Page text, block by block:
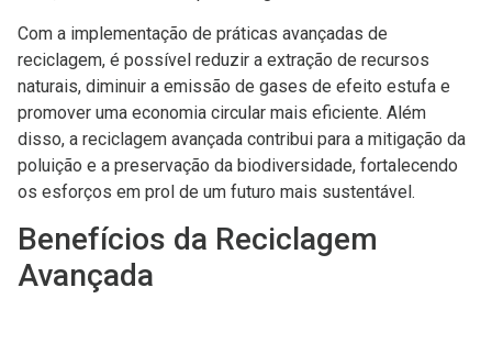
Com a implementação de práticas avançadas de
reciclagem, é possível reduzir a extração de recursos
naturais, diminuir a emissão de gases de efeito estufa e
promover uma economia circular mais eficiente. Além
disso, a reciclagem avançada contribui para a mitigação da
poluição e a preservação da biodiversidade, fortalecendo
os esforços em prol de um futuro mais sustentável.
Benefícios da Reciclagem
Avançada